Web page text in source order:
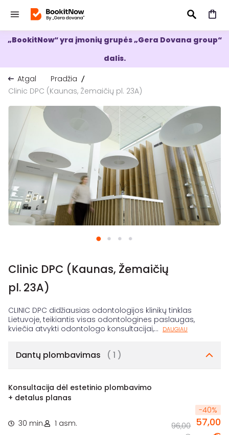
IEŠKOTI
„BookitNow“ yra įmonių grupės „Gera Dovana group“
dalis.
Atgal
Pradžia
Clinic DPC (Kaunas, Žemaičių pl. 23A)
Clinic DPC (Kaunas, Žemaičių
pl. 23A)
CLINIC DPC didžiausias odontologijos klinikų tinklas
Lietuvoje, teikiantis visas odontologines paslaugas,
kviečia atvykti odontologo konsultacijai,... DAUGIAU
Dantų plombavimas ( 1 )
Konsultacija dėl estetinio plombavimo
+ detalus planas
30 min. 1 asm.
-40%
96,00 57,00